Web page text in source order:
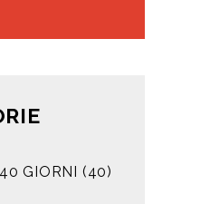
GIORNI (40)